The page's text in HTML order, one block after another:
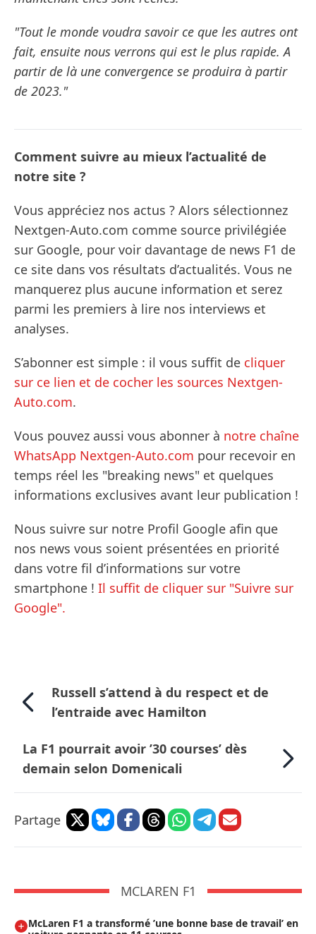
"Tout le monde voudra savoir ce que les autres ont
fait, ensuite nous verrons qui est le plus rapide. A
partir de là une convergence se produira à partir
de 2023."
Comment suivre au mieux l’actualité de
notre site ?
Vous appréciez nos actus ? Alors sélectionnez
Nextgen-Auto.com comme source privilégiée
sur Google, pour voir davantage de news F1 de
ce site dans vos résultats d’actualités. Vous ne
manquerez plus aucune information et serez
parmi les premiers à lire nos interviews et
analyses.
S’abonner est simple : il vous suffit de cliquer
sur ce lien et de cocher les sources Nextgen-
Auto.com.
Vous pouvez aussi vous abonner à notre chaîne
WhatsApp Nextgen-Auto.com pour recevoir en
temps réel les "breaking news" et quelques
informations exclusives avant leur publication !
Nous suivre sur notre Profil Google afin que
nos news vous soient présentées en priorité
dans votre fil d’informations sur votre
smartphone ! Il suffit de cliquer sur "Suivre sur
Google".
Russell s’attend à du respect et de
l’entraide avec Hamilton
La F1 pourrait avoir ’30 courses’ dès
demain selon Domenicali
Partage
MCLAREN F1
McLaren F1 a transformé ’une bonne base de travail’ en